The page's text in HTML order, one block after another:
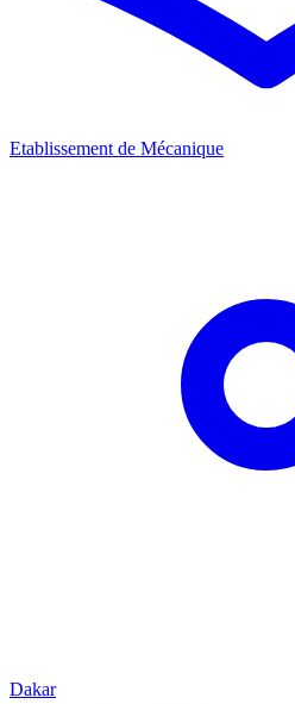
Etablissement de Mécanique
Dakar